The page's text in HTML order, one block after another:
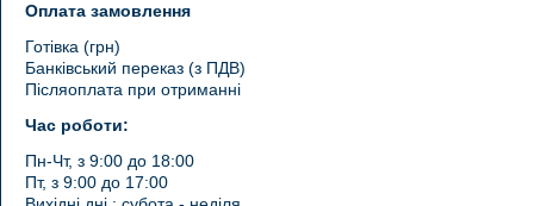
Оплата замовлення
Готівка (грн)
Банківський переказ (з ПДВ)
Післяоплата при отриманні
Час роботи:
Пн-Чт, з 9:00 до 18:00
Пт, з 9:00 до 17:00